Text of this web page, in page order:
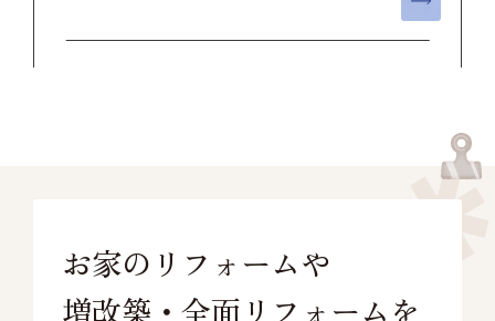
お家のリフォームや
増改築・全面リフォームを